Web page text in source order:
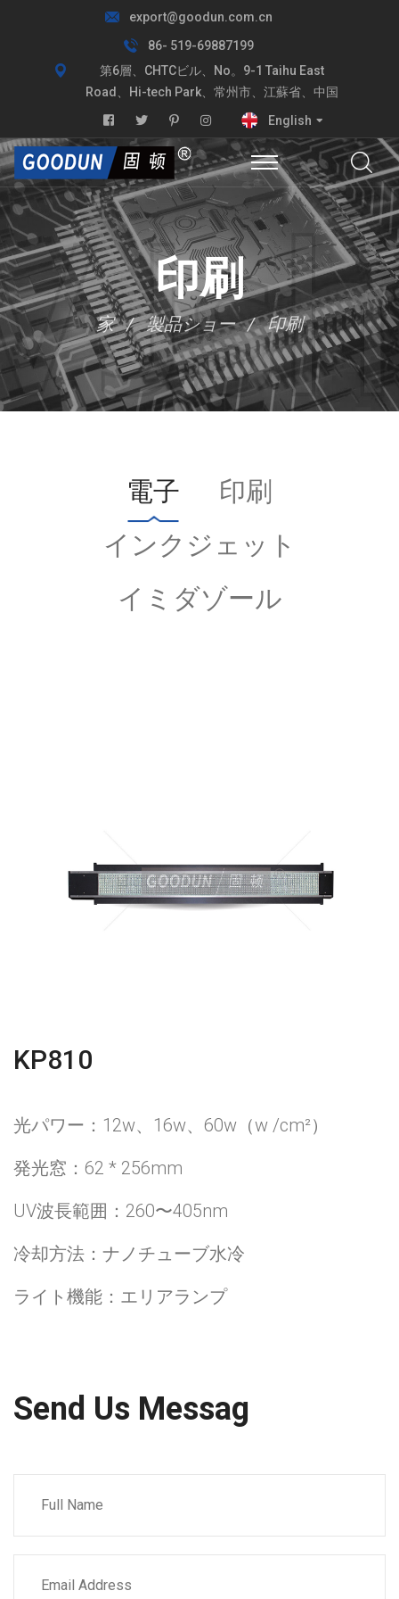
export@goodun.com.cn
86- 519-69887199
第6層、CHTCビル、No。9-1 Taihu East
Road、Hi-tech Park、常州市、江蘇省、中国
English
印刷
家 製品ショー 印刷
電子
印刷
インクジェット
イミダゾール
KP810
光パワー：12w、16w、60w（w /cm²）
発光窓：62 * 256mm
UV波長範囲：260〜405nm
冷却方法：ナノチューブ水冷
ライト機能：エリアランプ
Send Us Messag